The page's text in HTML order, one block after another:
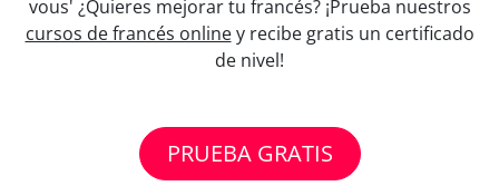
vous' ¿Quieres mejorar tu francés? ¡Prueba nuestros
cursos de francés onliney recibe gratis un certificado
de nivel!
PRUEBA GRATIS